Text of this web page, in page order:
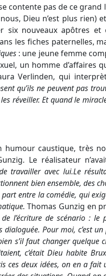
contente pas de ce
Dieu n’est plus rien)
six nouveaux apôtres et
les fiches paternelles,
: une jeune femme
un homme d’affaires
Verlinden, qui
qu’ils ne peuvent pas
réveiller. Et quand le
humour caustique, très
Le réalisateur
travailler avec lui.Le
bien ensemble, des
entre la comédie, qui
Thomas Gunzig en
l’écriture de scénario :
Pour moi, c’est
s’il faut changer quelque
c’était Dieu habite
ces deux idées, on en a